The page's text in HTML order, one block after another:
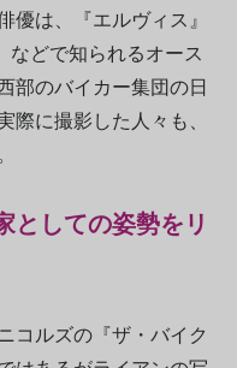
優は、『エルヴィス』
どで知られるオース
部のバイカー集団の日
に撮影した人々も、
としての姿勢をリ
コルズの『ザ・バイク